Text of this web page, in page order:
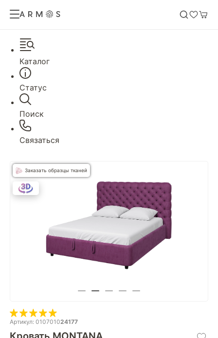
Каталог
Статус
Поиск
Связаться
Заказать образцы тканей
Артикул: 010701024177